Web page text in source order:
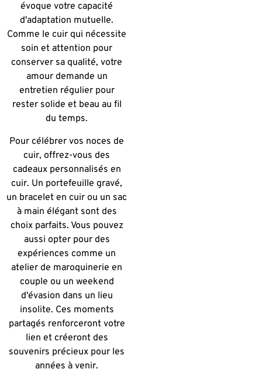
évoque votre capacité
d'adaptation mutuelle.
Comme le cuir qui nécessite
soin et attention pour
conserver sa qualité, votre
amour demande un
entretien régulier pour
rester solide et beau au fil
du temps.
Pour célébrer vos noces de
cuir, offrez-vous des
cadeaux personnalisés en
cuir. Un portefeuille gravé,
un bracelet en cuir ou un sac
à main élégant sont des
choix parfaits. Vous pouvez
aussi opter pour des
expériences comme un
atelier de maroquinerie en
couple ou un weekend
d'évasion dans un lieu
insolite. Ces moments
partagés renforceront votre
lien et créeront des
souvenirs précieux pour les
années à venir.